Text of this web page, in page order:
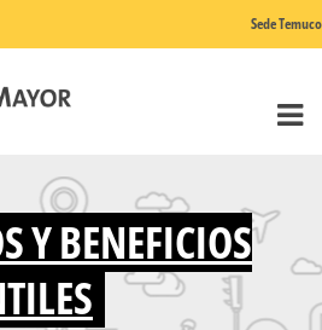
Sede Temuco
Y BENEFICIOS